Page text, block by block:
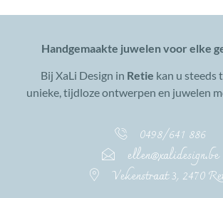
Handgemaakte juwelen voor elke
Bij XaLi Design in Retie kan u steeds
unieke, tijdloze ontwerpen en juwelen
0498/641 886
ellen@xalidesign.be
Vekenstraat 3, 2470